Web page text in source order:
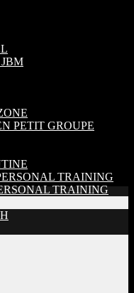
PETIT GROUPE
TRAINING
TRAINING